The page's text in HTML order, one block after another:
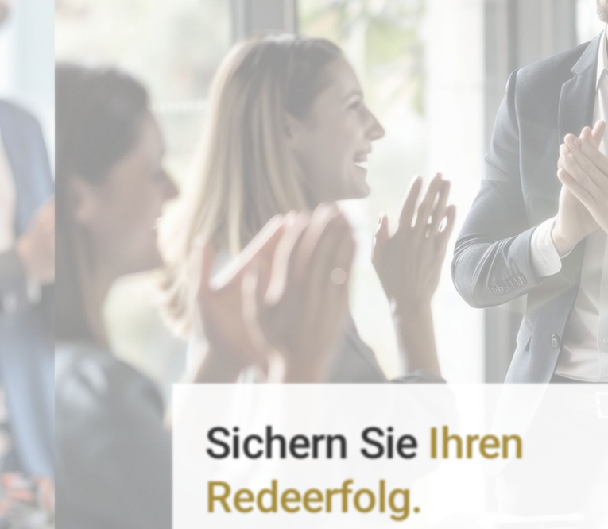
Sichern Sie Ihren
Redeerfolg.